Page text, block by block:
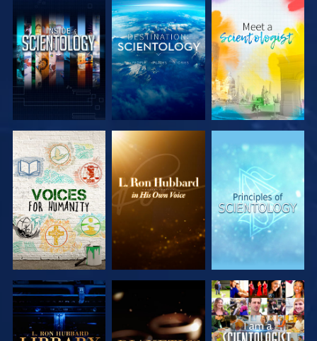
VERKEN DE
SERIE
VERKEN DE
SERIE
VERKEN DE
SERIE
VERKEN DE
SERIE
VERKEN DE
SERIE
KIJK